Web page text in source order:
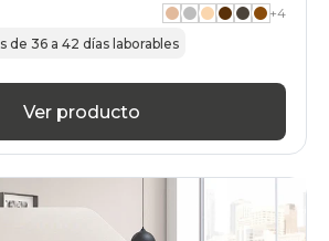
+4
de 36 a 42 días laborables
Ver producto